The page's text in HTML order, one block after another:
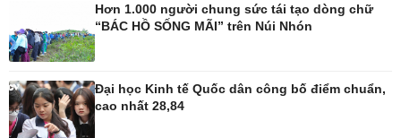
Công nghệ
Sành điệu
Tin Công nghệ
Trải nghiệm
Chuyển đổi số
Sản phụ khoa
Hơn 1.000 người chung sức tái tạo dòng chữ
“BÁC HỒ SỐNG MÃI” trên Núi Nhón
Đại học Kinh tế Quốc dân công bố điểm chuẩn,
cao nhất 28,84